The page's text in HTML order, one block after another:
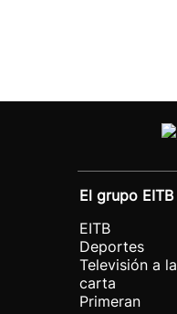
El grupo EITB
EITB
Deportes
Televisión a la
carta
Primeran